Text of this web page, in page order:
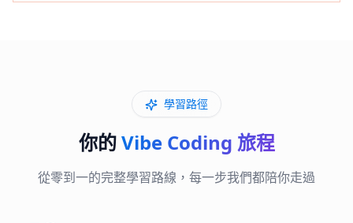
學習路徑
你的Vibe Coding 旅程
從零到一的完整學習路線，每一步我們都陪你走過